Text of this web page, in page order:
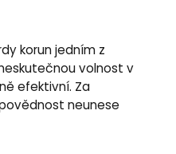
korun jedním z
volnost v
efektivní. Za
neunese